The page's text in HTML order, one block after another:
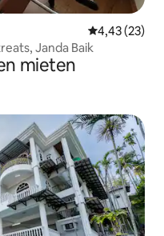
4,43 (23)
Janda Baik
mieten